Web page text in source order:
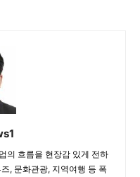
의 흐름을 현장감 있게 전하
, 문화관광, 지역여행 등 폭